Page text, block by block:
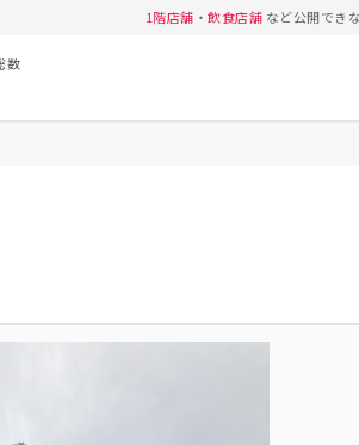
1階店舗 ・飲食店舗 など公開でき
数